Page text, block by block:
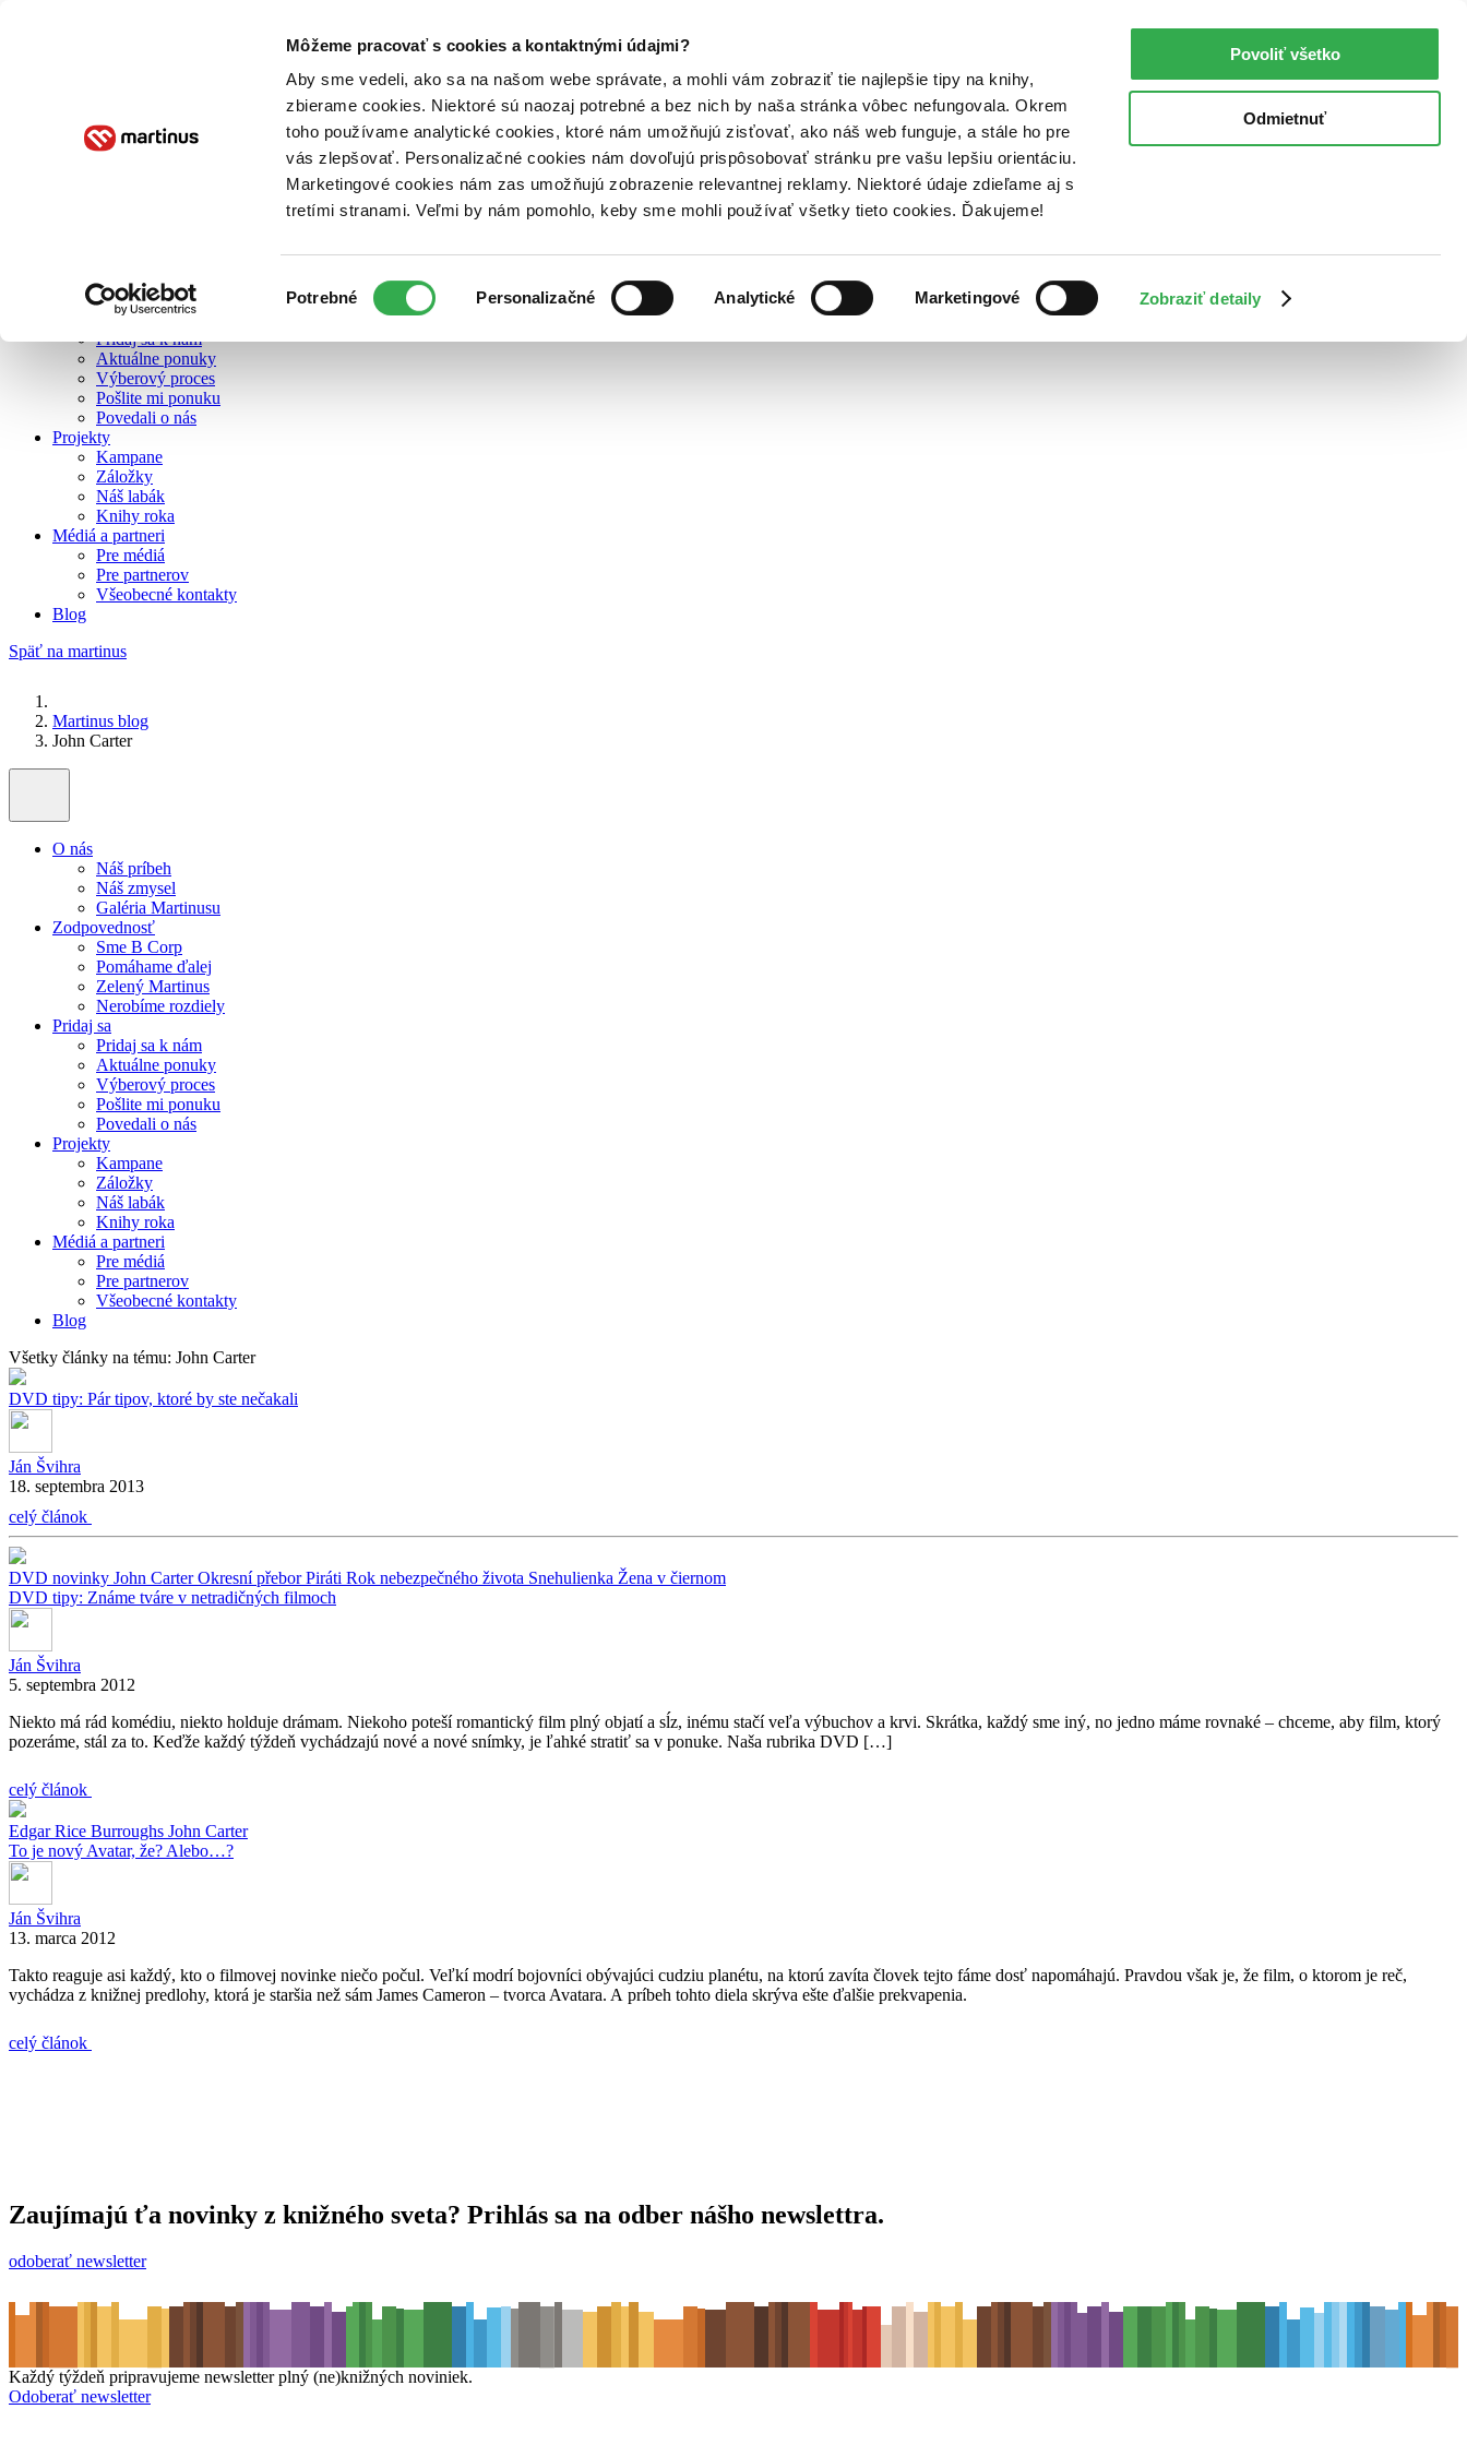
Môžeme pracovať s cookies a kontaktnými údajmi?
Aby sme vedeli, ako sa na našom webe správate, a mohli vám zobraziť tie najlepšie tipy na knihy,
zbierame cookies. Niektoré sú naozaj potrebné a bez nich by naša stránka vôbec nefungovala. Okrem
toho používame analytické cookies, ktoré nám umožňujú zisťovať, ako náš web funguje, a stále ho pre
vás zlepšovať. Personalizačné cookies nám dovoľujú prispôsobovať stránku pre vašu lepšiu orientáciu.
Marketingové cookies nám zas umožňujú zobrazenie relevantnej reklamy. Niektoré údaje zdieľame aj s
tretími stranami. Veľmi by nám pomohlo, keby sme mohli používať všetky tieto cookies. Ďakujeme!
súhlasu
Potrebné Personalizačné Analytické Marketingové Zobraziť detaily
Povoliť všetko
Odmietnuť
O nás
Zelený Martinus
Nerobíme rozdiely
Pridaj sa k nám
Aktuálne ponuky
Výberový proces
Pošlite mi ponuku
Povedali o nás
Projekty
Kampane
Záložky
Náš labák
Knihy roka
Médiá a partneri
Pre médiá
Pre partnerov
Všeobecné kontakty
Blog
Späť na martinus
Martinus blog
John Carter
O nás
Náš príbeh
Náš zmysel
Galéria Martinusu
Zodpovednosť
Sme B Corp
Pomáhame ďalej
Zelený Martinus
Nerobíme rozdiely
Pridaj sa
Pridaj sa k nám
Aktuálne ponuky
Výberový proces
Pošlite mi ponuku
Povedali o nás
Projekty
Kampane
Záložky
Náš labák
Knihy roka
Médiá a partneri
Pre médiá
Pre partnerov
Všeobecné kontakty
Blog
Všetky články na tému: John Carter
DVD tipy: Pár tipov, ktoré by ste nečakali
Ján Švihra
18. septembra 2013
celý článok
DVD novinky John CarterOkresní přeborPiráti Rok nebezpečného života Snehulienka Žena v čiernom
DVD tipy: Známe tváre v netradičných filmoch
Ján Švihra
5. septembra 2012
Niekto má rád komédiu, niekto holduje drámam. Niekoho poteší romantický film plný objatí a sĺz, inému stačí veľa výbuchov a krvi. Skrátka, každý sme iný, no jedno máme rovnaké – chceme, aby film, ktorý
pozeráme, stál za to. Keďže každý týždeň vychádzajú nové a nové snímky, je ľahké stratiť sa v ponuke. Naša rubrika DVD […]
celý článok
Edgar Rice Burroughs John Carter
To je nový Avatar, že? Alebo…?
Ján Švihra
13. marca 2012
Takto reaguje asi každý, kto o filmovej novinke niečo počul. Veľkí modrí bojovníci obývajúci cudziu planétu, na ktorú zavíta človek tejto fáme dosť napomáhajú. Pravdou však je, že film, o ktorom je reč,
vychádza z knižnej predlohy, ktorá je staršia než sám James Cameron – tvorca Avatara. A príbeh tohto diela skrýva ešte ďalšie prekvapenia.
celý článok
Zaujímajú ťa novinky z knižného sveta? Prihlás sa na odber nášho newslettra.
odoberať newsletter
Každý týždeň pripravujeme newsletter plný (ne)knižných noviniek.
Odoberať newsletter